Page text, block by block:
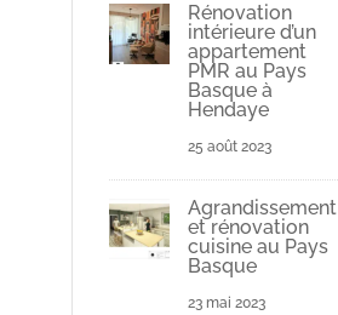
Rénovation
intérieure d’un
appartement
PMR au Pays
Basque à
Hendaye
25 août 2023
Agrandissement
et rénovation
cuisine au Pays
Basque
23 mai 2023